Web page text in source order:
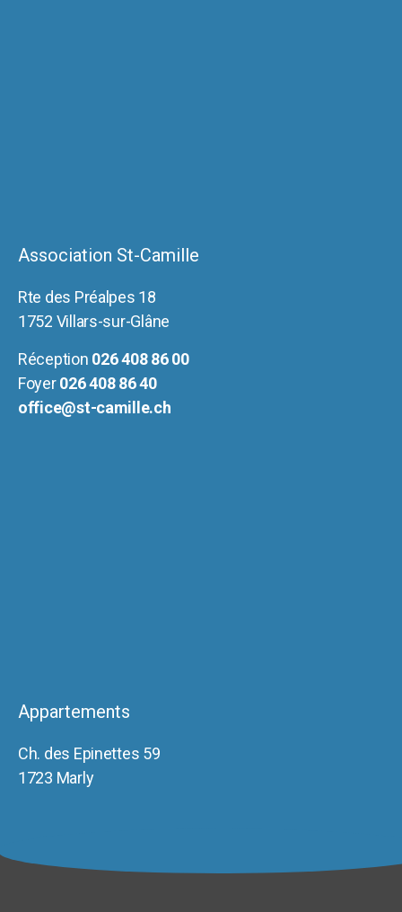
Association St-Camille
Rte des Préalpes 18
1752 Villars-sur-Glâne
Réception 026 408 86 00
Foyer026 408 86 40
office@st-camille.ch
Appartements
Ch. des Epinettes 59
1723 Marly